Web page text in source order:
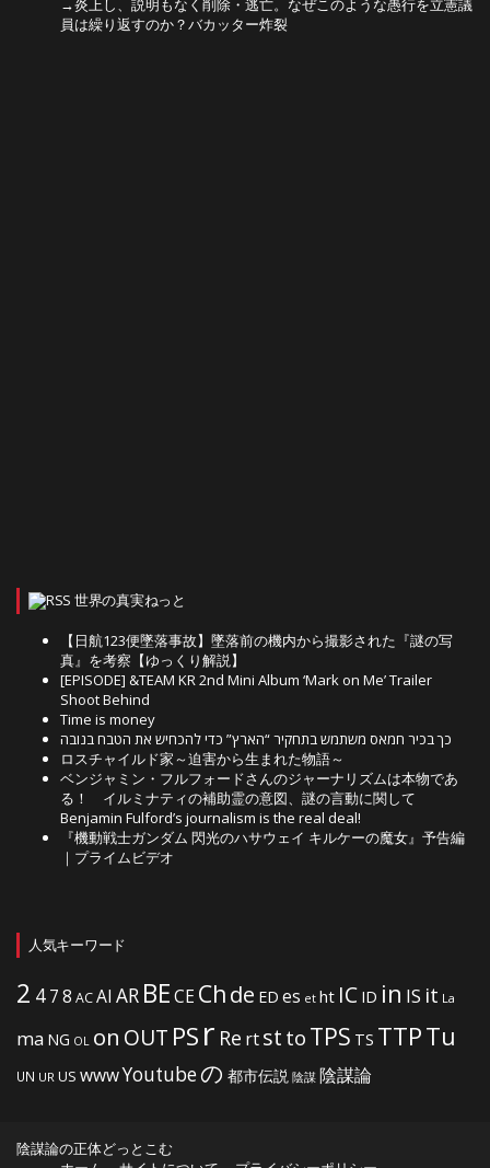
→炎上し、説明もなく削除・逃亡。なぜこのような愚行を立憲議
員は繰り返すのか？バカッター炸裂
世界の真実ねっと
【日航123便墜落事故】墜落前の機内から撮影された『謎の写
真』を考察【ゆっくり解説】
[EPISODE] &TEAM KR 2nd Mini Album ‘Mark on Me’ Trailer
Shoot Behind
Time is money
כך בכיר חמאס משתמש בתחקיר “הארץ” כדי להכחיש את הטבח בנובה
ロスチャイルド家～迫害から生まれた物語～
ベンジャミン・フルフォードさんのジャーナリズムは本物であ
る！ イルミナティの補助霊の意図、謎の言動に関して
Benjamin Fulford’s journalism is the real deal!
『機動戦士ガンダム 閃光のハサウェイ キルケーの魔女』予告編
｜プライムビデオ
人気キーワード
2 478 ACAI AR BECE Chde ED es et ht IC ID in IS it La
ma NG OL on OUT PSr Re rtsttoTPS TS TTPTu
UN UR US wwwYoutubeの 都市伝説 陰謀 陰謀論
陰謀論の正体どっとこむ